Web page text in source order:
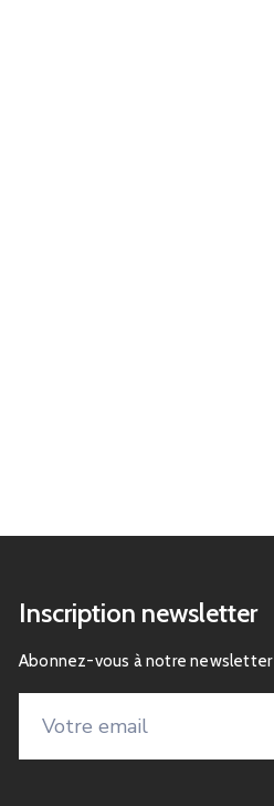
Inscription newsletter
Abonnez-vous à notre newsletter